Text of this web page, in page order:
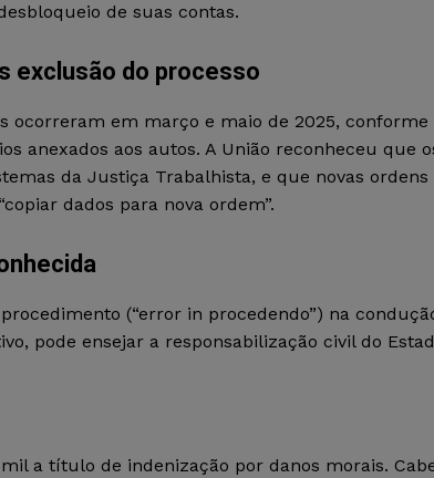
de suas contas.
exclusão do processo
ocorreram em março e maio de 2025, conforme
anexados aos autos. A União reconheceu que
da Justiça Trabalhista, e que novas ordens
dados para nova ordem”.
(“error in procedendo”) na
pode ensejar a responsabilização civil do
a título de indenização por danos morais.